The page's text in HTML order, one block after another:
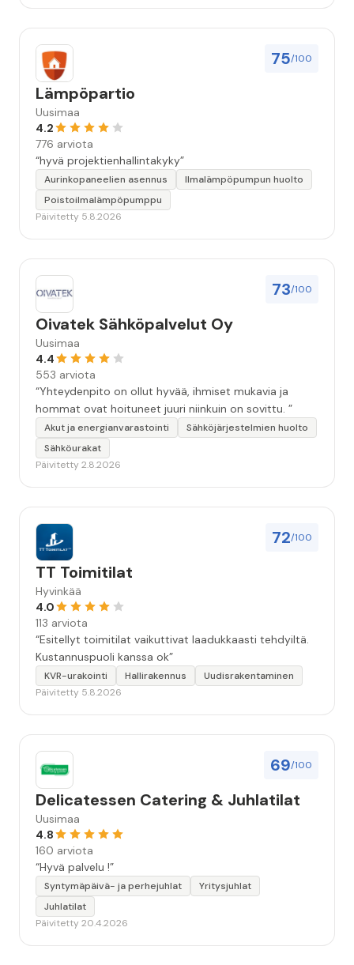
75/100
Lämpöpartio
Uusimaa
4.2
776 arviota
“hyvä projektienhallintakyky”
Aurinkopaneelien asennus
Ilmalämpöpumpun huolto
Poistoilmalämpöpumppu
Päivitetty 5.8.2026
73/100
Oivatek Sähköpalvelut Oy
Uusimaa
4.4
553 arviota
“Yhteydenpito on ollut hyvää, ihmiset mukavia ja
hommat ovat hoituneet juuri niinkuin on sovittu. ”
Akut ja energianvarastointi
Sähköjärjestelmien huolto
Sähköurakat
Päivitetty 2.8.2026
72/100
TT Toimitilat
Hyvinkää
4.0
113 arviota
“Esitellyt toimitilat vaikuttivat laadukkaasti tehdyiltä.
Kustannuspuoli kanssa ok”
KVR-urakointi Hallirakennus
Uudisrakentaminen
Päivitetty 5.8.2026
69/100
Delicatessen Catering & Juhlatilat
Uusimaa
4.8
160 arviota
“Hyvä palvelu !”
Syntymäpäivä- ja perhejuhlat
Yritysjuhlat
Juhlatilat
Päivitetty 20.4.2026